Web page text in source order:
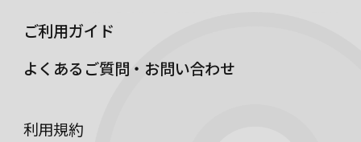
ご利用ガイド
よくあるご質問・お問い合わせ
利用規約